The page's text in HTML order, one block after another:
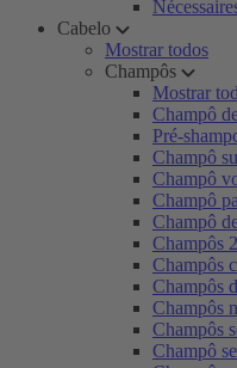
Cabelo
Mostrar todos
Champôs
Mostrar
Champô
Pré-
Champô
Champô
Champô
Champô
Champôs
Champôs
Champôs
Champôs
Champôs
Champô